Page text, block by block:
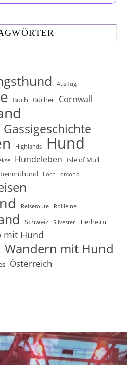
Ausflug
Buch Bücher Cornwall
Gassigeschichte
Highlands Hund
Hundeleben Isle of Mull
Loch Lomond
Reiseroute Rollleine
Schweiz Silvester Tierheim
mit Hund
Wandern mit Hund
Österreich